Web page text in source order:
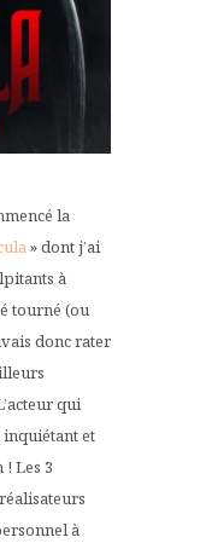
la
» dont j’ai
à
tourné (ou
donc rater
qui
et
Les 3
à